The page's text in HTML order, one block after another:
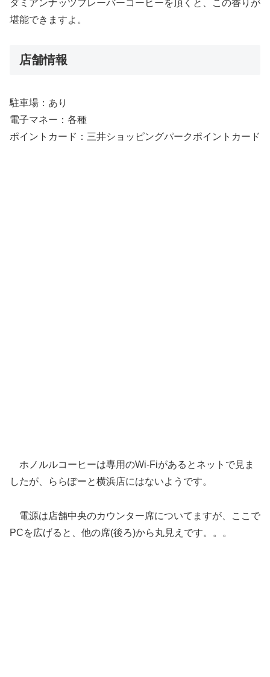
ダミアンナッツフレーバーコーヒーを頂くと、この香りが
堪能できますよ。
店舗情報
駐車場：あり
電子マネー：各種
ポイントカード：三井ショッピングパークポイントカード
ホノルルコーヒーは専用のWi-Fiがあるとネットで見ま
したが、ららぽーと横浜店にはないようです。
電源は店舗中央のカウンター席についてますが、ここで
PCを広げると、他の席(後ろ)から丸見えです。。。